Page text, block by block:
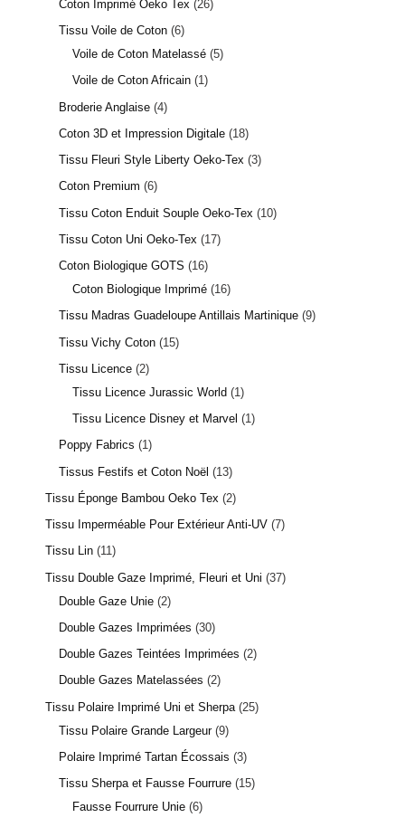
Coton Imprimé Oeko Tex
26
Tissu Voile de Coton 6
Voile de Coton Matelassé 5
Voile de Coton Africain 1
Broderie Anglaise 4
Coton 3D et Impression Digitale 18
Tissu Fleuri Style Liberty Oeko-Tex 3
Coton Premium 6
Tissu Coton Enduit Souple Oeko-Tex
10
Tissu Coton Uni Oeko-Tex
17
Coton Biologique GOTS
16
Coton Biologique Imprimé 16
Tissu Madras Guadeloupe Antillais Martinique 9
Tissu Vichy Coton 15
Tissu Licence 2
Tissu Licence Jurassic World
1
Tissu Licence Disney et Marvel
1
Poppy Fabrics
1
Tissus Festifs et Coton Noël
13
Tissu Éponge Bambou Oeko Tex
2
Tissu Imperméable Pour Extérieur Anti-UV 7
Tissu Lin 11
Tissu Double Gaze Imprimé, Fleuri et Uni 37
Double Gaze Unie 2
Double Gazes Imprimées 30
Double Gazes Teintées Imprimées 2
Double Gazes Matelassées 2
Tissu Polaire Imprimé Uni et Sherpa 25
Tissu Polaire Grande Largeur 9
Polaire Imprimé Tartan Écossais 3
Tissu Sherpa et Fausse Fourrure 15
Fausse Fourrure Unie 6